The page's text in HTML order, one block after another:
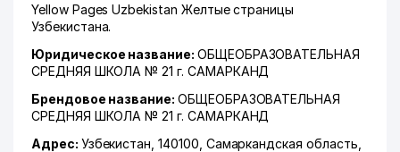
Yellow Pages Uzbekistan Желтые страницы
Узбекистана.
Юридическое название: ОБЩЕОБРАЗОВАТЕЛЬНАЯ
СРЕДНЯЯ ШКОЛА № 21 г. САМАРКАНД
Брендовое название: ОБЩЕОБРАЗОВАТЕЛЬНАЯ
СРЕДНЯЯ ШКОЛА № 21 г. САМАРКАНД
Адрес: Узбекистан, 140100, Самаркандская область